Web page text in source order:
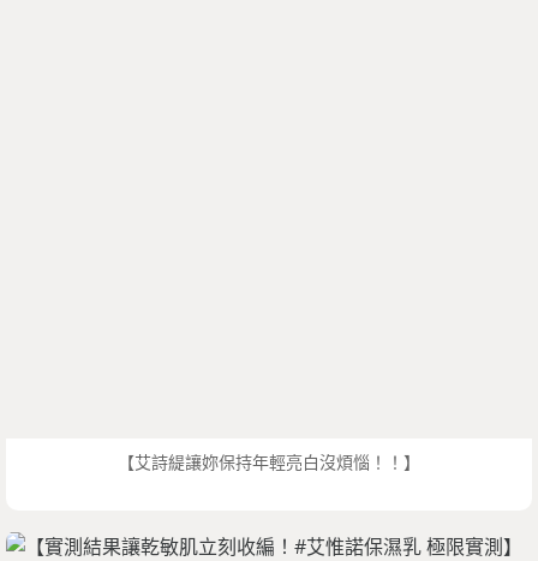
【艾詩緹讓妳保持年輕亮白沒煩惱！！】